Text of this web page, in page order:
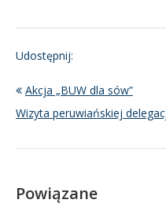
Udostępnij:
Akcja „BUW dla sów”
Wizyta peruwiańskiej
Powiązane